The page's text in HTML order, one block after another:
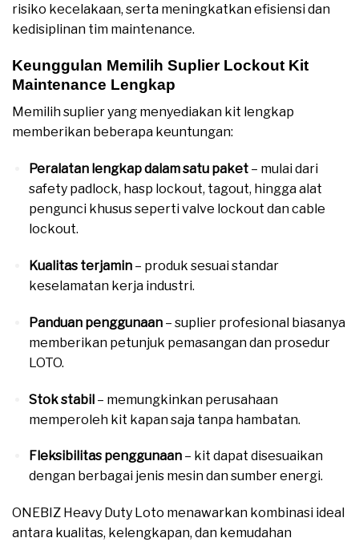
risiko kecelakaan, serta meningkatkan efisiensi dan
kedisiplinan tim maintenance.
Keunggulan Memilih Suplier Lockout Kit
Maintenance Lengkap
Memilih suplier yang menyediakan kit lengkap
memberikan beberapa keuntungan:
Peralatan lengkap dalam satu paket– mulai dari
safety padlock, hasp lockout, tagout, hingga alat
pengunci khusus seperti valve lockout dan cable
lockout.
Kualitas terjamin– produk sesuai standar
keselamatan kerja industri.
Panduan penggunaan– suplier profesional biasanya
memberikan petunjuk pemasangan dan prosedur
LOTO.
Stok stabil– memungkinkan perusahaan
memperoleh kit kapan saja tanpa hambatan.
Fleksibilitas penggunaan– kit dapat disesuaikan
dengan berbagai jenis mesin dan sumber energi.
ONEBIZ Heavy Duty Loto menawarkan kombinasi ideal
antara kualitas, kelengkapan, dan kemudahan